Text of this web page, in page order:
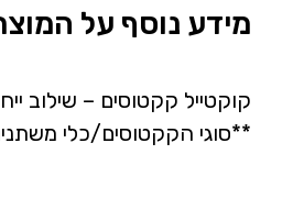
מידע נוסף על
קוקטייל קקטוסים – שילוב
**סוגי הקקטוסים/כלי